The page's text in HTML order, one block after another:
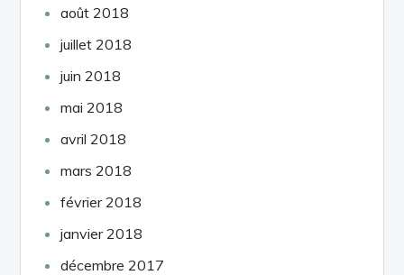
août 2018
juillet 2018
juin 2018
mai 2018
avril 2018
mars 2018
février 2018
janvier 2018
décembre 2017